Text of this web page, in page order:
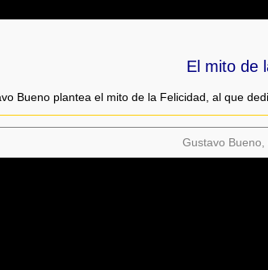
El mito de
Bueno plantea el mito de la Felicidad, al que
Gustavo Bueno,